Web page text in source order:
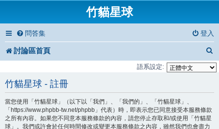
竹貓星球
問答集 登入
討論區首頁
語系設定:
竹貓星球 - 註冊
當您使用「竹貓星球」（以下以「我們」、「我們的」、「竹貓星球」、
「https://www.phpbb-tw.net/phpbb」代表）時，即表示您已同意接受本服務條款
之所有內容。如果您不同意本服務條款的內容，請您停止存取和/或使用「竹貓星
球」。我們或許會於任何時間修改或變更本服務條款之內容，雖然我們也會盡力